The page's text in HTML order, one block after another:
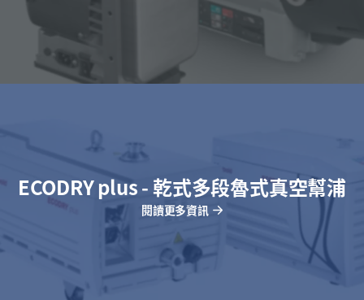
ECODRY plus - 乾式多段魯式真空幫浦
閱讀更多資訊